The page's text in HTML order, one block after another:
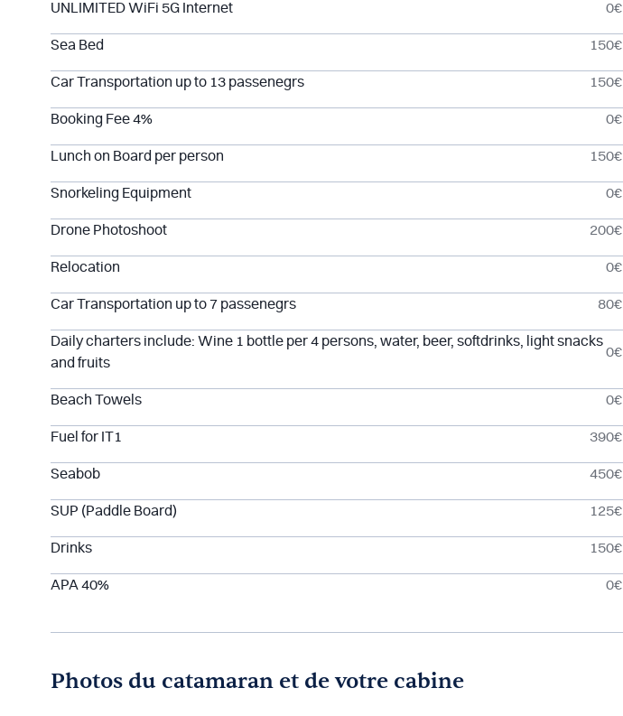
UNLIMITED WiFi 5G Internet 0€
Sea Bed 150€
Car Transportation up to 13 passenegrs 150€
Booking Fee 4% 0€
Lunch on Board per person 150€
Snorkeling Equipment 0€
Drone Photoshoot 200€
Relocation 0€
Car Transportation up to 7 passenegrs 80€
Daily charters include: Wine 1 bottle per 4 persons, water, beer, softdrinks, light snacks
and fruits
0€
Beach Towels 0€
Fuel for IT1 390€
Seabob 450€
SUP (Paddle Board) 125€
Drinks 150€
APA 40% 0€
Photos du catamaran et de votre cabine